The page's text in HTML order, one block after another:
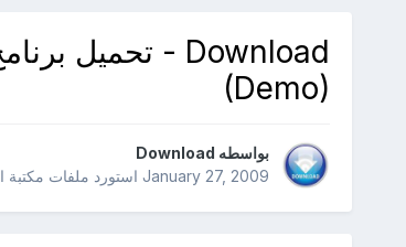
(Demo)
بواسطه Download
January 27, 2009استورد ملفات مكتبة